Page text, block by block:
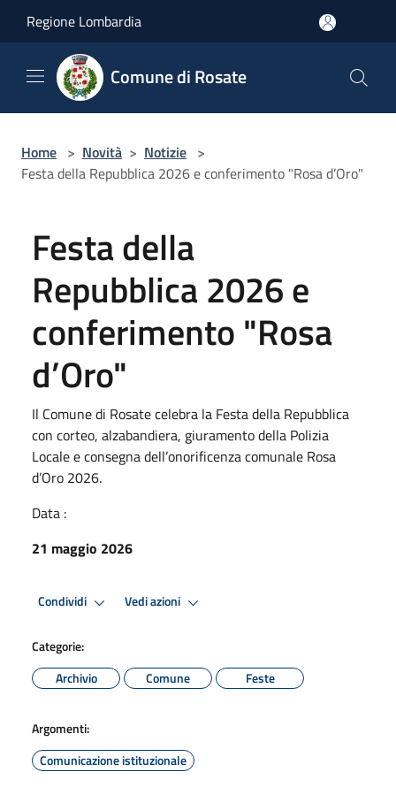
Regione Lombardia
Comune di Rosate
Home > Novità > Notizie >
Festa della Repubblica 2026 e conferimento "Rosa d’Oro"
Festa della
Repubblica 2026 e
conferimento "Rosa
d’Oro"
Il Comune di Rosate celebra la Festa della Repubblica
con corteo, alzabandiera, giuramento della Polizia
Locale e consegna dell’onorificenza comunale Rosa
d’Oro 2026.
Data :
21 maggio 2026
Condividi Vedi azioni
Categorie:
Archivio
Comune Feste
Argomenti:
Comunicazione istituzionale